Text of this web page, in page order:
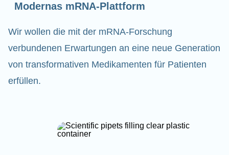
Modernas mRNA-Plattform
Wir wollen die mit der mRNA-Forschung
verbundenen Erwartungen an eine neue Generation
von transformativen Medikamenten für Patienten
erfüllen.